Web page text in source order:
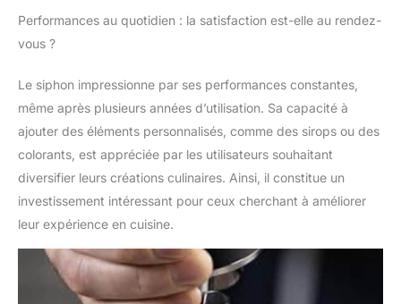
Performances au quotidien : la satisfaction est-elle au rendez-
vous ?
Le siphon impressionne par ses performances constantes,
même après plusieurs années d’utilisation. Sa capacité à
ajouter des éléments personnalisés, comme des sirops ou des
colorants, est appréciée par les utilisateurs souhaitant
diversifier leurs créations culinaires. Ainsi, il constitue un
investissement intéressant pour ceux cherchant à améliorer
leur expérience en cuisine.